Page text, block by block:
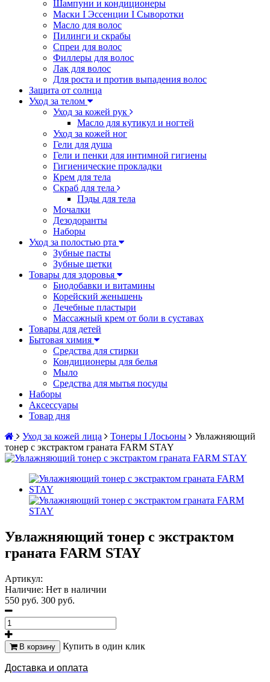
Шампуни и кондиционеры
Маски I Эссенции I Сыворотки
Масло для волос
Пилинги и скрабы
Спреи для волос
Филлеры для волос
Лак для волос
Для роста и против выпадения волос
Защита от солнца
Уход за телом
Уход за кожей рук
Масло для кутикул и ногтей
Уход за кожей ног
Гели для душа
Гели и пенки для интимной гигиены
Гигиенические прокладки
Крем для тела
Скраб для тела
Пэды для тела
Мочалки
Дезодоранты
Наборы
Уход за полостью рта
Зубные пасты
Зубные щетки
Товары для здоровья
Биодобавки и витамины
Корейский женьшень
Лечебные пластыри
Массажный крем от боли в суставах
Товары для детей
Бытовая химия
Средства для стирки
Кондиционеры для белья
Мыло
Средства для мытья посуды
Наборы
Аксессуары
Товар дня
Уход за кожей лица
Тонеры I Лосьоны
Увлажняющий
тонер с экстрактом граната FARM STAY
Увлажняющий тонер с экстрактом
граната FARM STAY
Артикул:
Наличие: Нет в наличии
550 руб. 300 руб.
В корзину Купить в один клик
Доставка и оплата